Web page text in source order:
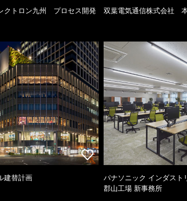
クトロン九州 プロセス開発 双葉電気通信株式会社
建替計画
パナソニック インダスト
郡山工場 新事務所